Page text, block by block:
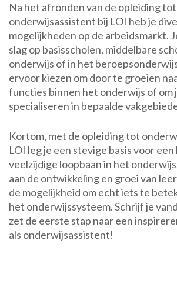
Na het afronden van de opleiding tot
onderwijsassistent bij LOI heb je
mogelijkheden op de arbeidsmarkt.
slag op basisscholen, middelbare
onderwijs of in het
ervoor kiezen om door te groeien
functies binnen het onderwijs of om
specialiseren in bepaalde
Kortom, met de opleiding tot
LOI leg je een stevige basis voor
veelzijdige loopbaan in het
aan de ontwikkeling en groei van
de mogelijkheid om echt iets te
het onderwijssysteem. Schrijf je
zet de eerste stap naar een
als onderwijsassistent!